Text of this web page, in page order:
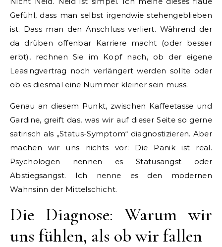
Gefühl, dass man selbst irgendwie stehengeblieben
ist. Dass man den Anschluss verliert. Während der
da drüben offenbar Karriere macht (oder besser
erbt), rechnen Sie im Kopf nach, ob der eigene
Leasingvertrag noch verlängert werden sollte oder
ob es diesmal eine Nummer kleiner sein muss.
Genau an diesem Punkt, zwischen Kaffeetasse und
Gardine, greift das, was wir auf dieser Seite so gerne
satirisch als „Status-Symptom“ diagnostizieren. Aber
machen wir uns nichts vor: Die Panik ist real.
Psychologen nennen es Statusangst oder
Abstiegsangst. Ich nenne es den modernen
Wahnsinn der Mittelschicht.
Die Diagnose: Warum wir
uns fühlen, als ob wir fallen